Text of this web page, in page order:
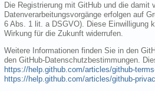
Die Registrierung mit GitHub und die damit
Datenverarbeitungsvorgänge erfolgen auf
6 Abs. 1 lit. a DSGVO). Diese Einwilligung
Wirkung für die Zukunft widerrufen.
Weitere Informationen finden Sie in den
den GitHub-Datenschutzbestimmungen.
https://help.github.com/articles/github-
https://help.github.com/articles/github-